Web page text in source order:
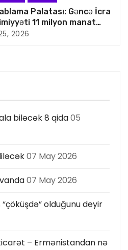
Palatası: Gəncə İcra
11 milyon manat
xərcləyib
2026
ala biləcək 8 qida05
07 May 2026
07 May 2026
olduğunu deyir
– Ermənistandan nə